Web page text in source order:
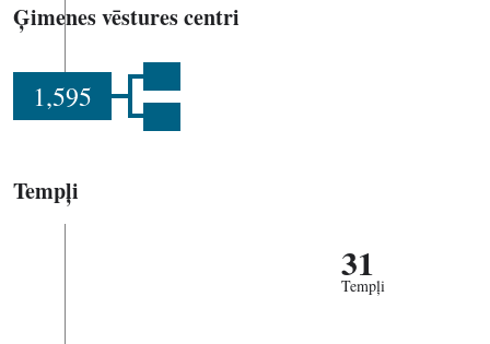
Ģimenes vēstures centri
1,595
Tempļi
31
Tempļi